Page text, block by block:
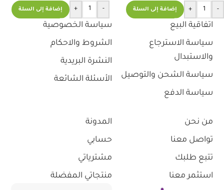
-
+ إضافة إلى السلة
-
+ إضافة إلى السلة
اتفاقية البيع
سياسة الاسترجاع
والاستبدال
سياسة الشحن والتوصيل
سياسة الدفع
سياسة الخصوصية
الشروط والاحكام
النشرة البريدية
الأسئلة الشائعة
من نحن
تواصل معنا
تتبع طلبك
استثمر معنا
المدونة
حسابي
مشترياتي
منتجاتي المفضلة